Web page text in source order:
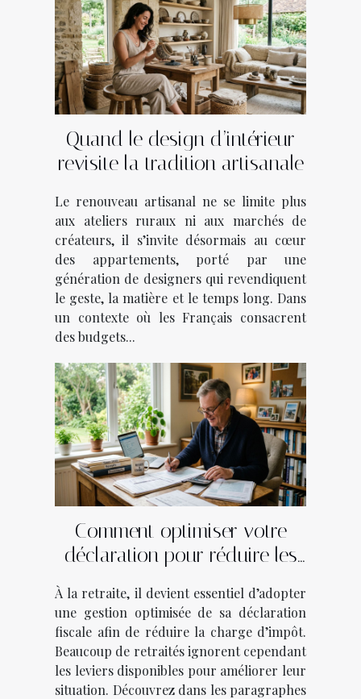
Quand le design d’intérieur
revisite la tradition artisanale
Le renouveau artisanal ne se limite plus
aux ateliers ruraux ni aux marchés de
créateurs, il s’invite désormais au cœur
des appartements, porté par une
génération de designers qui revendiquent
le geste, la matière et le temps long. Dans
un contexte où les Français consacrent
des budgets...
Comment optimiser votre
déclaration pour réduire les
À la retraite, il devient essentiel d’adopter
une gestion optimisée de sa déclaration
fiscale afin de réduire la charge d’impôt.
Beaucoup de retraités ignorent cependant
les leviers disponibles pour améliorer leur
situation. Découvrez dans les paragraphes